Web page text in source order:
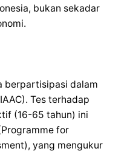
bukan sekadar
berpartisipasi dalam
Tes terhadap
(16-65 tahun) ini
for
yang mengukur